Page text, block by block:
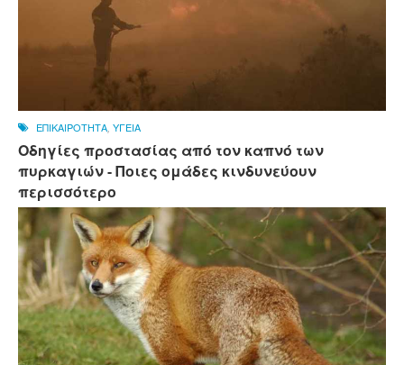
ΕΠΙΚΑΙΡΟΤΗΤΑ ΥΓΕΙΑ
Οδηγίες προστασίας από τον καπνό των
πυρκαγιών - Ποιες ομάδες κινδυνεύουν
περισσότερο